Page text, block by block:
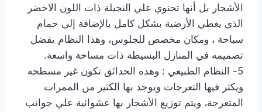
الأشجار بل أنها تحتوي علي النجيلة ذات اللون الاخضر
الذي يغطي الأرضية بشكل كامل بالإضافة إلي حمام
سباحة ، ومكان مخصص للجلوس، وهذا النظام يفضل
تصميمه في المنازل البسيطة ذات مساحة واسعة.
5- النظام الطبيعي : وهذه الحدائق تكون غير مسطحه
ويكثر فيها التعرجات ويوجد بها الكثير من الممرات
المتعرجة، ويتم توزيع الأشجار بها عشوائية علي جوانب